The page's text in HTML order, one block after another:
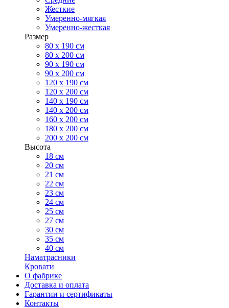
Жесткие
Умеренно-мягкая
Умеренно-жесткая
Размер
80 х 190 см
80 х 200 см
90 х 190 см
90 х 200 см
120 х 190 см
120 х 200 см
140 х 190 см
140 х 200 см
160 х 200 см
180 х 200 см
200 х 200 см
Высота
18 см
20 см
21 см
22 см
23 см
24 см
25 см
27 см
30 см
35 см
40 см
Наматрасники
Кровати
О фабрике
Доставка и оплата
Гарантии и сертификаты
Контакты